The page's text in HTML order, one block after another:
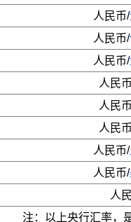
人民币/
人民币/
人民币/
人民
人民
人民
人民币/
人民币/
人
注：以上央行汇率，